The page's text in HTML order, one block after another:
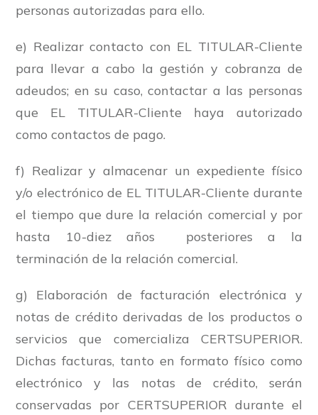
personas autorizadas para ello.
e) Realizar contacto con EL TITULAR-Cliente
para llevar a cabo la gestión y cobranza de
adeudos; en su caso, contactar a las personas
que EL TITULAR-Cliente haya autorizado
como contactos de pago.
f) Realizar y almacenar un expediente físico
y/o electrónico de EL TITULAR-Cliente durante
el tiempo que dure la relación comercial y por
hasta 10-diez años posteriores a la
terminación de la relación comercial.
g) Elaboración de facturación electrónica y
notas de crédito derivadas de los productos o
servicios que comercializa CERTSUPERIOR.
Dichas facturas, tanto en formato físico como
electrónico y las notas de crédito, serán
conservadas por CERTSUPERIOR durante el